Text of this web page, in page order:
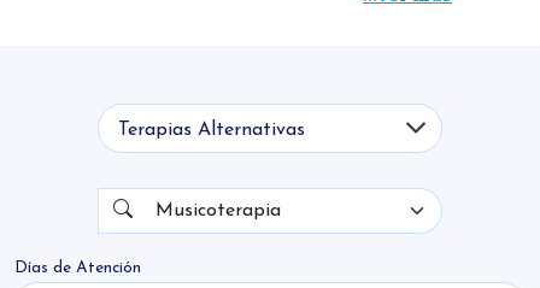
favorecer tu recuperación en diferentes
condiciones de salud. Reservá tu turno sin
Musicoterapia
Días de Atención